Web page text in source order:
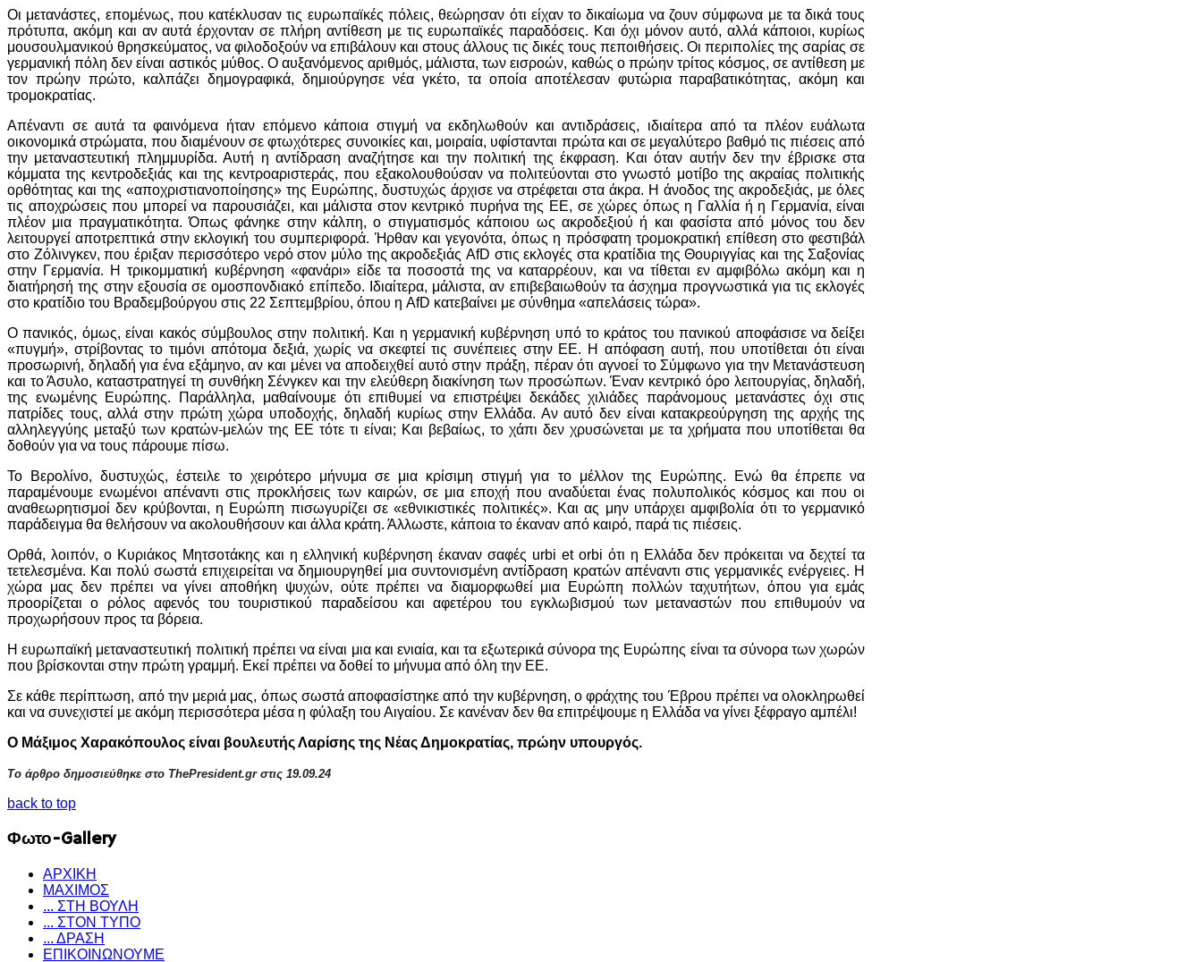
Οι μετανάστες, επομένως, που κατέκλυσαν τις ευρωπαϊκές πόλεις, θεώρησαν ότι είχαν το δικαίωμα να ζουν σύμφωνα με τα δικά τους
πρότυπα, ακόμη και αν αυτά έρχονταν σε πλήρη αντίθεση με τις ευρωπαϊκές παραδόσεις. Και όχι μόνον αυτό, αλλά κάποιοι, κυρίως
μουσουλμανικού θρησκεύματος, να φιλοδοξούν να επιβάλουν και στους άλλους τις δικές τους πεποιθήσεις. Οι περιπολίες της σαρίας σε
γερμανική πόλη δεν είναι αστικός μύθος. Ο αυξανόμενος αριθμός, μάλιστα, των εισροών, καθώς ο πρώην τρίτος κόσμος, σε αντίθεση με
τον πρώην πρώτο, καλπάζει δημογραφικά, δημιούργησε νέα γκέτο, τα οποία αποτέλεσαν φυτώρια παραβατικότητας, ακόμη και
τρομοκρατίας.
Απέναντι σε αυτά τα φαινόμενα ήταν επόμενο κάποια στιγμή να εκδηλωθούν και αντιδράσεις, ιδιαίτερα από τα πλέον ευάλωτα
οικονομικά στρώματα, που διαμένουν σε φτωχότερες συνοικίες και, μοιραία, υφίστανται πρώτα και σε μεγαλύτερο βαθμό τις πιέσεις από
την μεταναστευτική πλημμυρίδα. Αυτή η αντίδραση αναζήτησε και την πολιτική της έκφραση. Και όταν αυτήν δεν την έβρισκε στα
κόμματα της κεντροδεξιάς και της κεντροαριστεράς, που εξακολουθούσαν να πολιτεύονται στο γνωστό μοτίβο της ακραίας πολιτικής
ορθότητας και της «αποχριστιανοποίησης» της Ευρώπης, δυστυχώς άρχισε να στρέφεται στα άκρα. Η άνοδος της ακροδεξιάς, με όλες
τις αποχρώσεις που μπορεί να παρουσιάζει, και μάλιστα στον κεντρικό πυρήνα της ΕΕ, σε χώρες όπως η Γαλλία ή η Γερμανία, είναι
πλέον μια πραγματικότητα. Όπως φάνηκε στην κάλπη, ο στιγματισμός κάποιου ως ακροδεξιού ή και φασίστα από μόνος του δεν
λειτουργεί αποτρεπτικά στην εκλογική του συμπεριφορά. Ήρθαν και γεγονότα, όπως η πρόσφατη τρομοκρατική επίθεση στο φεστιβάλ
στο Ζόλινγκεν, που έριξαν περισσότερο νερό στον μύλο της ακροδεξιάς AfD στις εκλογές στα κρατίδια της Θουριγγίας και της Σαξονίας
στην Γερμανία. Η τρικομματική κυβέρνηση «φανάρι» είδε τα ποσοστά της να καταρρέουν, και να τίθεται εν αμφιβόλω ακόμη και η
διατήρησή της στην εξουσία σε ομοσπονδιακό επίπεδο. Ιδιαίτερα, μάλιστα, αν επιβεβαιωθούν τα άσχημα προγνωστικά για τις εκλογές
στο κρατίδιο του Βραδεμβούργου στις 22 Σεπτεμβρίου, όπου η AfD κατεβαίνει με σύνθημα «απελάσεις τώρα».
Ο πανικός, όμως, είναι κακός σύμβουλος στην πολιτική. Και η γερμανική κυβέρνηση υπό το κράτος του πανικού αποφάσισε να δείξει
«πυγμή», στρίβοντας το τιμόνι απότομα δεξιά, χωρίς να σκεφτεί τις συνέπειες στην ΕΕ. Η απόφαση αυτή, που υποτίθεται ότι είναι
προσωρινή, δηλαδή για ένα εξάμηνο, αν και μένει να αποδειχθεί αυτό στην πράξη, πέραν ότι αγνοεί το Σύμφωνο για την Μετανάστευση
και το Άσυλο, καταστρατηγεί τη συνθήκη Σένγκεν και την ελεύθερη διακίνηση των προσώπων. Έναν κεντρικό όρο λειτουργίας, δηλαδή,
της ενωμένης Ευρώπης. Παράλληλα, μαθαίνουμε ότι επιθυμεί να επιστρέψει δεκάδες χιλιάδες παράνομους μετανάστες όχι στις
πατρίδες τους, αλλά στην πρώτη χώρα υποδοχής, δηλαδή κυρίως στην Ελλάδα. Αν αυτό δεν είναι κατακρεούργηση της αρχής της
αλληλεγγύης μεταξύ των κρατών-μελών της ΕΕ τότε τι είναι; Και βεβαίως, το χάπι δεν χρυσώνεται με τα χρήματα που υποτίθεται θα
δοθούν για να τους πάρουμε πίσω.
Το Βερολίνο, δυστυχώς, έστειλε το χειρότερο μήνυμα σε μια κρίσιμη στιγμή για το μέλλον της Ευρώπης. Ενώ θα έπρεπε να
παραμένουμε ενωμένοι απέναντι στις προκλήσεις των καιρών, σε μια εποχή που αναδύεται ένας πολυπολικός κόσμος και που οι
αναθεωρητισμοί δεν κρύβονται, η Ευρώπη πισωγυρίζει σε «εθνικιστικές πολιτικές». Και ας μην υπάρχει αμφιβολία ότι το γερμανικό
παράδειγμα θα θελήσουν να ακολουθήσουν και άλλα κράτη. Άλλωστε, κάποια το έκαναν από καιρό, παρά τις πιέσεις.
Ορθά, λοιπόν, ο Κυριάκος Μητσοτάκης και η ελληνική κυβέρνηση έκαναν σαφές urbi et orbi ότι η Ελλάδα δεν πρόκειται να δεχτεί τα
τετελεσμένα. Και πολύ σωστά επιχειρείται να δημιουργηθεί μια συντονισμένη αντίδραση κρατών απέναντι στις γερμανικές ενέργειες. Η
χώρα μας δεν πρέπει να γίνει αποθήκη ψυχών, ούτε πρέπει να διαμορφωθεί μια Ευρώπη πολλών ταχυτήτων, όπου για εμάς
προορίζεται ο ρόλος αφενός του τουριστικού παραδείσου και αφετέρου του εγκλωβισμού των μεταναστών που επιθυμούν να
προχωρήσουν προς τα βόρεια.
Η ευρωπαϊκή μεταναστευτική πολιτική πρέπει να είναι μια και ενιαία, και τα εξωτερικά σύνορα της Ευρώπης είναι τα σύνορα των χωρών
που βρίσκονται στην πρώτη γραμμή. Εκεί πρέπει να δοθεί το μήνυμα από όλη την ΕΕ.
Σε κάθε περίπτωση, από την μεριά μας, όπως σωστά αποφασίστηκε από την κυβέρνηση, ο φράχτης του Έβρου πρέπει να ολοκληρωθεί
και να συνεχιστεί με ακόμη περισσότερα μέσα η φύλαξη του Αιγαίου. Σε κανέναν δεν θα επιτρέψουμε η Ελλάδα να γίνει ξέφραγο αμπέλι!
Ο Μάξιμος Χαρακόπουλος είναι βουλευτής Λαρίσης της Νέας Δημοκρατίας, πρώην υπουργός.
Το άρθρο δημοσιεύθηκε στο ThePresident.gr στις 19.09.24
back to top
Φωτο-Gallery
ΑΡΧΙΚΗ
ΜΑΧΙΜΟΣ
... ΣΤΗ ΒΟΥΛΗ
... ΣΤΟΝ ΤΥΠΟ
... ΔΡΑΣΗ
ΕΠΙΚΟΙΝΩΝΟΥΜΕ